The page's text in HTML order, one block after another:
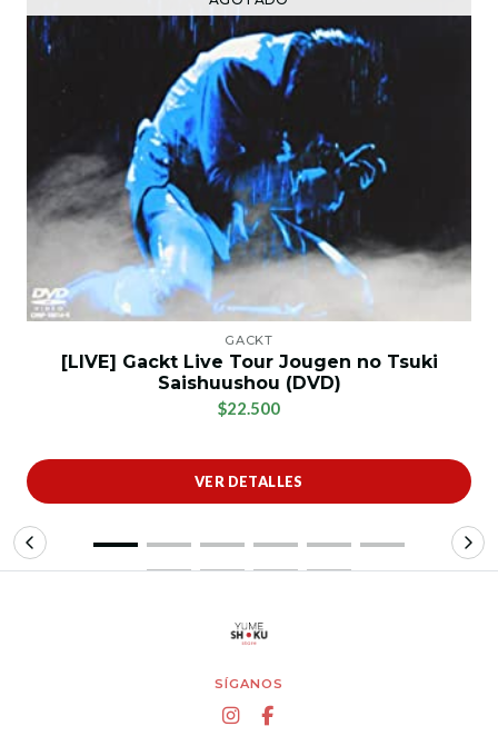
GACKT
[LIVE] Gackt Live Tour Jougen no Tsuki
Saishuushou (DVD)
$22.500
VER DETALLES
SÍGANOS